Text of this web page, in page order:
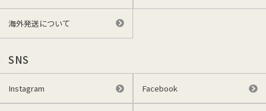
海外発送について
SNS
Instagram Facebook